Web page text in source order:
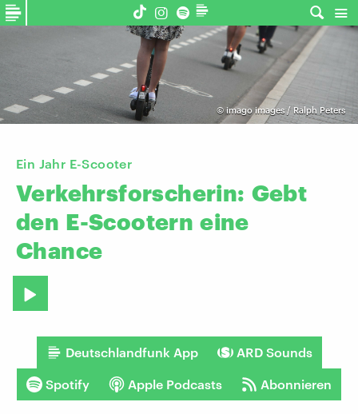
©imago images / Ralph Peters
Ein Jahr E-Scooter
Verkehrsforscherin: Gebt
den E-Scootern eine
Chance
Deutschlandfunk App ARD Sounds
Spotify Apple Podcasts Abonnieren